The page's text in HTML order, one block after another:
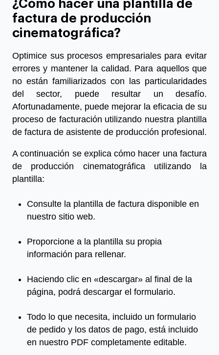
¿Cómo hacer una plantilla de
factura de producción
cinematográfica?
Optimice sus procesos empresariales para evitar
errores y mantener la calidad. Para aquellos que
no están familiarizados con las particularidades
del sector, puede resultar un desafío.
Afortunadamente, puede mejorar la eficacia de su
proceso de facturación utilizando nuestra plantilla
de factura de asistente de producción profesional.
A continuación se explica cómo hacer una factura
de producción cinematográfica utilizando la
plantilla:
Consulte la plantilla de factura disponible en
nuestro sitio web.
Proporcione a la plantilla su propia
información para rellenar.
Haciendo clic en «descargar» al final de la
página, podrá descargar el formulario.
Todo lo que necesita, incluido un formulario
de pedido y los datos de pago, está incluido
en nuestro PDF completamente editable.